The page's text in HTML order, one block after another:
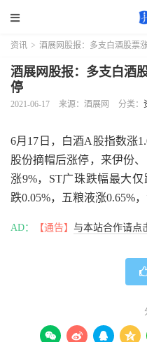
资讯 > 酒展网股报：多支白酒股票
酒展网股报：多支白酒
停
2021-06-17 来源：酒展网 分类：
6月17日，白酒A股指数涨
股份摘帽后涨停，来伊份
涨9%，ST广珠跌幅最大
跌0.05%，五粮液涨0.65%，
AD： 【通告】 与本站合作请点
   